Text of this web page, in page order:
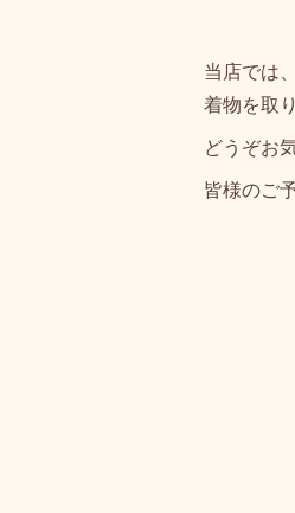
当店では
着物を取
どうぞお
皆様のご